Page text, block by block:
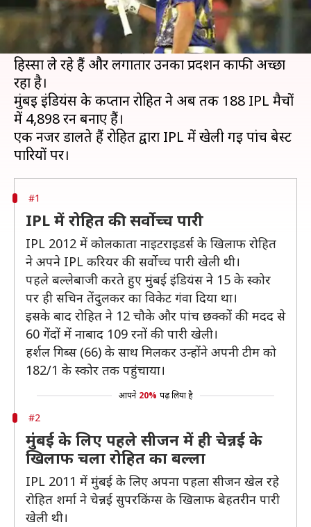
भारत के ओपनर बल्लेबाज रोहित शर्मा टी-20 क्रिकेट के
सबसे बेहतरीन बल्लेबाजों में से एक हैं।
इंडियन प्रीमियर लीग (IPL) में रोहित पहले सीजन से ही
हिस्सा ले रहे हैं और लगातार उनका प्रदर्शन काफी अच्छा
रहा है।
मुंबई इंडियंस के कप्तान रोहित ने अब तक 188 IPL मैचों
में 4,898 रन बनाए हैं।
एक नजर डालते हैं रोहित द्वारा IPL में खेली गई पांच बेस्ट
#1
IPL में रोहित की सर्वोच्च पारी
IPL 2012 में कोलकाता नाइटराइडर्स के खिलाफ रोहित
ने अपने IPL करियर की सर्वोच्च पारी खेली थी।
पहले बल्लेबाजी करते हुए मुंबई इंडियंस ने 15 के स्कोर
पर ही सचिन तेंदुलकर का विकेट गंवा दिया था।
इसके बाद रोहित ने 12 चौके और पांच छक्कों की मदद से
60 गेंदों में नाबाद 109 रनों की पारी खेली।
हर्शल गिब्स (66) के साथ मिलकर उन्होंने अपनी टीम को
182/1 के स्कोर तक पहुंचाया।
आपने 20% पढ़ लिया है
#2
मुंबई के लिए पहले सीजन में ही चेन्नई के
खिलाफ चला रोहित का बल्ला
IPL 2011 में मुंबई के लिए अपना पहला सीजन खेल रहे
रोहित शर्मा ने चेन्नई सुपरकिंग्स के खिलाफ बेहतरीन पारी
खेली थी।